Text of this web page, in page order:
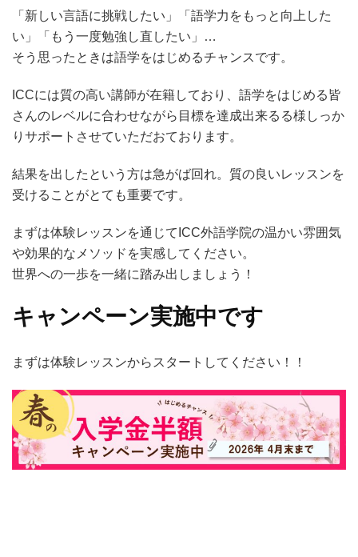
「新しい言語に挑戦したい」「語学力をもっと向上した
い」「もう一度勉強し直したい」…
そう思ったときは語学をはじめるチャンスです。
ICCには質の高い講師が在籍しており、語学をはじめる皆
さんのレベルに合わせながら目標を達成出来るる様しっか
りサポートさせていただおております。
結果を出したという方は急がば回れ。質の良いレッスンを
受けることがとても重要です。
まずは体験レッスンを通じてICC外語学院の温かい雰囲気
や効果的なメソッドを実感してください。
世界への一歩を一緒に踏み出しましょう！
キャンペーン実施中です
まずは体験レッスンからスタートしてください！！